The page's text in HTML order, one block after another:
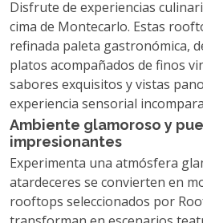
Disfrute de experiencias
cima de Montecarlo. Estas
refinada paleta gastronómica,
platos acompañados de finos
sabores exquisitos y vistas
experiencia sensorial
Ambiente glamoroso y
impresionantes
Experimenta una atmósfera
atardeceres se convierten en
rooftops seleccionados por